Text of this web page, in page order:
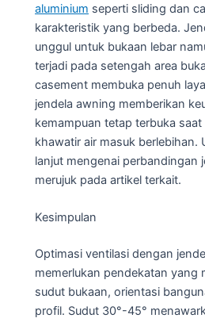
aluminium seperti sliding dan
karakteristik yang berbeda.
unggul untuk bukaan lebar
terjadi pada setengah area
casement membuka penuh
jendela awning memberikan
kemampuan tetap terbuka
khawatir air masuk berlebihan.
lanjut mengenai perbandingan
merujuk pada artikel terkait.
Kesimpulan
Optimasi ventilasi dengan
memerlukan pendekatan yang
sudut bukaan, orientasi
profil. Sudut 30°-45°